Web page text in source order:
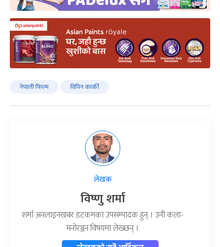
नेपाली फिल्म विपिन कार्की
लेखक
विष्णु शर्मा
शर्मा अनलाइनखबर डटकमका उपसम्पादक हुन् । उनी कला-
मनोरञ्जन विषयमा लेख्छन् ।